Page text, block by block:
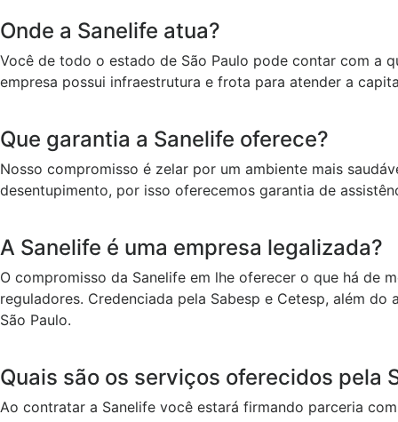
Onde a Sanelife atua?
Você de todo o estado de São Paulo pode contar com a
empresa possui infraestrutura e frota para atender a
Que garantia a Sanelife oferece?
Nosso compromisso é zelar por um ambiente mais
desentupimento, por isso oferecemos garantia de
A Sanelife é uma empresa legalizada?
O compromisso da Sanelife em lhe oferecer o que há de
reguladores. Credenciada pela Sabesp e Cetesp, além
São Paulo.
Quais são os serviços oferecidos pela
Ao contratar a Sanelife você estará firmando parceria